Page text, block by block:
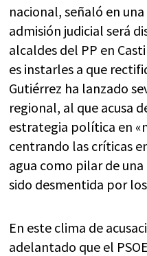
nacional, señaló en
admisión judicial será
alcaldes del PP en
es instarles a que
Gutiérrez ha lanzado
regional, al que acusa
estrategia política en
centrando las críticas
agua como pilar de
sido desmentida por
En este clima de
adelantado que el